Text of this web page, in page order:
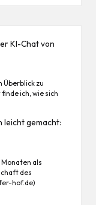
KI-Chat von
Überblick zu
ich, wie sich
leicht gemacht:
als
des
hof.de)